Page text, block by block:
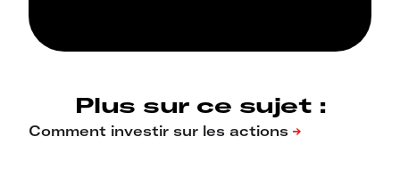
Plus sur ce sujet :